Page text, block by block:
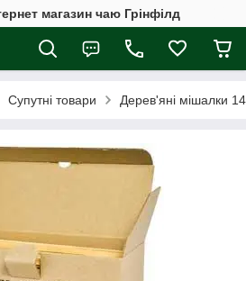
магазин чаю Грінфілд
Супутні товари Дерев'яні мішалки